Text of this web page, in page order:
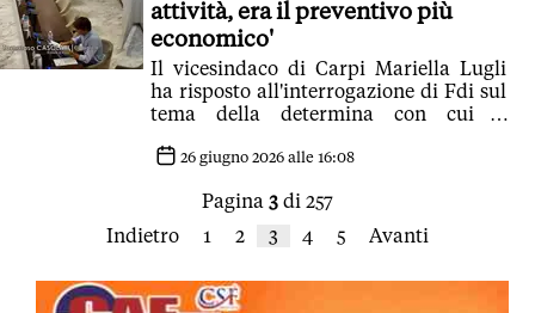
attività, era il preventivo più
economico'
Il vicesindaco di Carpi Mariella Lugli
ha risposto all'interrogazione di Fdi sul
tema della determina con cui il
l'affidamento diretto
26 giugno 2026 alle 16:08
Pagina 3 di 257
Indietro
1 2 3 4 5 Avanti